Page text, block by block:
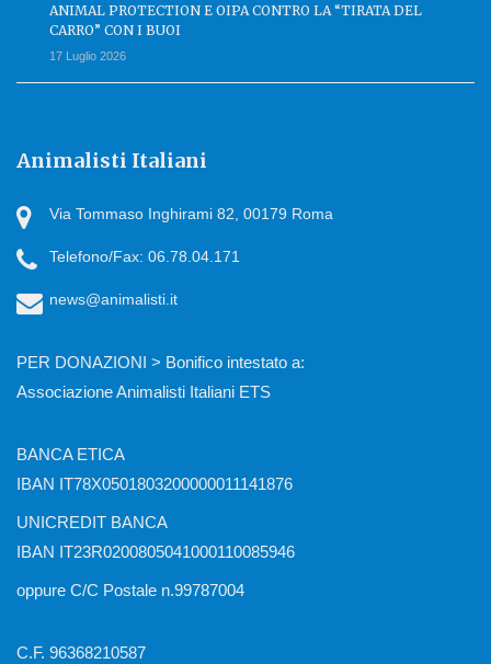
ANIMAL PROTECTION E OIPA CONTRO LA “TIRATA DEL
CARRO” CON I BUOI
17 Luglio 2026
Animalisti Italiani
Via Tommaso Inghirami 82, 00179 Roma
Telefono/Fax: 06.78.04.171
news@animalisti.it
PER DONAZIONI > Bonifico intestato a:
Associazione Animalisti Italiani ETS
BANCA ETICA
IBAN IT78X0501803200000011141876
UNICREDIT BANCA
IBAN IT23R0200805041000110085946
oppure C/C Postale n.99787004
C.F. 96368210587